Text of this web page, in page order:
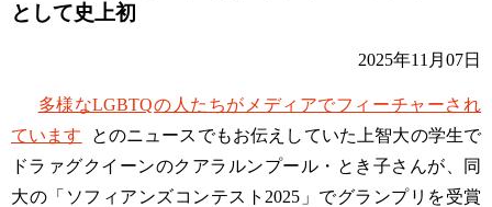
として史上初
2025年11月07日
多様なLGBTQの人たちがメディアでフィーチャーされ
ています
とのニュースでもお伝えしていた上智大の学生で
ドラァグクイーンのクアラルンプール・とき子さんが、同
大の「ソフィアンズコンテスト2025」でグランプリを受賞